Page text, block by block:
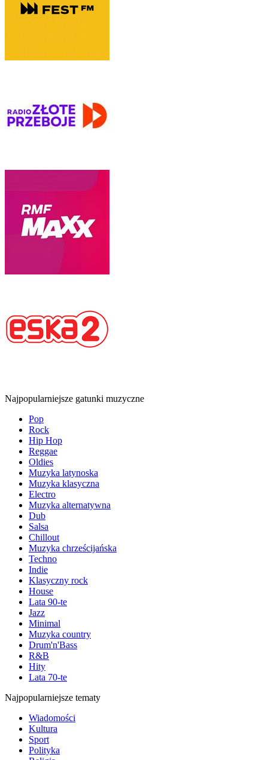
Najpopularniejsze gatunki muzyczne
Pop
Rock
Hip Hop
Reggae
Oldies
Muzyka latynoska
Muzyka klasyczna
Electro
Muzyka alternatywna
Dub
Salsa
Chillout
Muzyka chrześcijańska
Techno
Indie
Klasyczny rock
House
Lata 90-te
Jazz
Minimal
Muzyka country
Drum'n'Bass
R&B
Hity
Lata 70-te
Najpopularniejsze tematy
Wiadomości
Kultura
Sport
Polityka